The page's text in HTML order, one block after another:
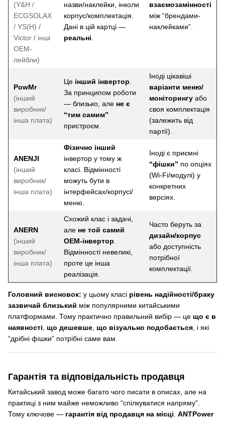
(Y&H /
ECGSOLAX
/ YS(H) /
Victor / інші
OEM-
лейбли)
назви/наклейки, інколи
корпус/комплектація.
Дані в цій картці —
реальні.
взаємозамінності
між “брендами-
наклейками”.
PowMr
(інший
виробник/
інша плата)
Це інший інвертор.
За принципом роботи
— близько, але не є
“тим самим”
пристроєм.
Іноді цікавіші
варіанти меню/
моніторингу або
своя комплектація
(залежить від
партії).
ANENJI
(інший
виробник/
інша плата)
Фізично інший
інвертор у тому ж
класі. Відмінності
можуть бути в
інтерфейсах/корпусі/
меню.
Іноді є приємні
“фішки” по опціях
(Wi-Fi/модулі) у
конкретних
версіях.
ANERN
(інший
виробник/
інша плата)
Схожий клас і задачі,
але не той самий
OEM-інвертор.
Відмінності невеликі,
проте це інша
реалізація.
Часто беруть за
дизайн/корпус
або доступність
потрібної
комплектації.
Головний висновок: у цьому класі рівень надійності/браку
зазвичай близький між популярними китайськими
платформами. Тому практично правильний вибір — це що є в
наявності, що дешевше, що візуально подобається, і які
“дрібні фішки” потрібні саме вам.
Гарантія та відповідальність продавця
Китайський завод може багато чого писати в описах, але на
практиці з ним майже неможливо “спілкуватися напряму”.
Тому ключове — гарантія від продавця на місці. ANTPower